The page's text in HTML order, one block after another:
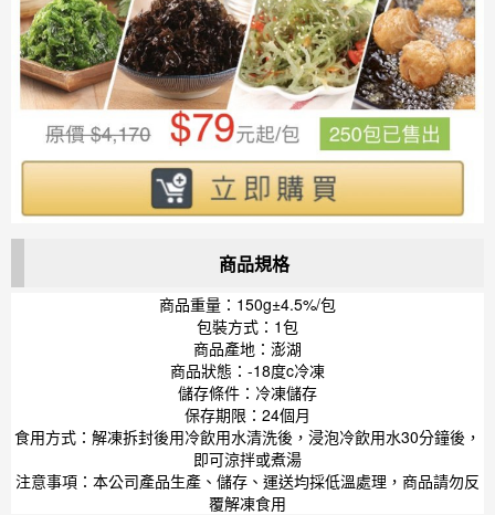
商品規格
商品重量：150g±4.5%/包
包裝方式：1包
商品產地：澎湖
商品狀態：-18度c冷凍
儲存條件：冷凍儲存
保存期限：24個月
食用方式：解凍拆封後用冷飲用水清洗後，浸泡冷飲用水30分鐘後，
即可涼拌或煮湯
注意事項：本公司產品生產、儲存、運送均採低溫處理，商品請勿反
覆解凍食用